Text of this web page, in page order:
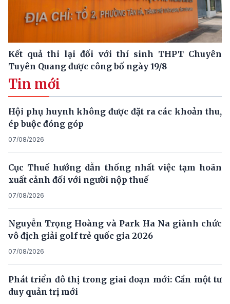
Kết quả thi lại đối với thí sinh THPT Chuyên
Tuyên Quang được công bố ngày 19/8
Tin mới
Hội phụ huynh không được đặt ra các khoản thu,
ép buộc đóng góp
07/08/2026
Cục Thuế hướng dẫn thống nhất việc tạm hoãn
xuất cảnh đối với người nộp thuế
07/08/2026
Nguyễn Trọng Hoàng và Park Ha Na giành chức
vô địch giải golf trẻ quốc gia 2026
07/08/2026
Phát triển đô thị trong giai đoạn mới: Cần một tư
duy quản trị mới